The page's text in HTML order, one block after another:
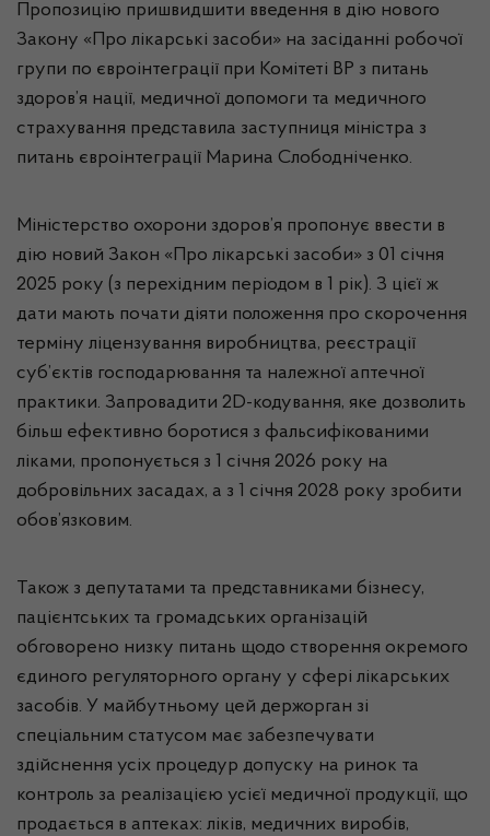
Пропозицію пришвидшити введення в дію нового
Закону «Про лікарські засоби» на засіданні робочої
групи по євроінтеграції при Комітеті ВР з питань
здоров’я нації, медичної допомоги та медичного
страхування представила заступниця міністра з
питань євроінтеграції Марина Слободніченко.
Міністерство охорони здоров’я пропонує ввести в
дію новий Закон «Про лікарські засоби» з 01 січня
2025 року (з перехідним періодом в 1 рік). З цієї ж
дати мають почати діяти положення про скорочення
терміну ліцензування виробництва, реєстрації
суб’єктів господарювання та належної аптечної
практики. Запровадити 2D-кодування, яке дозволить
більш ефективно боротися з фальсифікованими
ліками, пропонується з 1 січня 2026 року на
добровільних засадах, а з 1 січня 2028 року зробити
обов’язковим.
Також з депутатами та представниками бізнесу,
пацієнтських та громадських організацій
обговорено низку питань щодо створення окремого
єдиного регуляторного органу у сфері лікарських
засобів. У майбутньому цей держорган зі
спеціальним статусом має забезпечувати
здійснення усіх процедур допуску на ринок та
контроль за реалізацією усієї медичної продукції, що
продається в аптеках: ліків, медичних виробів,